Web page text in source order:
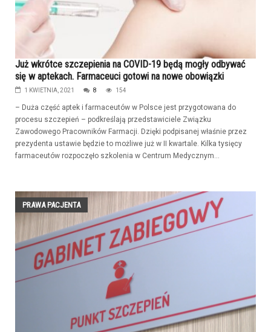
Już wkrótce szczepienia na COVID-19 będą mogły odbywać
się w aptekach. Farmaceuci gotowi na nowe obowiązki
1 KWIETNIA, 2021 8 154
– Duża część aptek i farmaceutów w Polsce jest przygotowana do
procesu szczepień – podkreślają przedstawiciele Związku
Zawodowego Pracowników Farmacji. Dzięki podpisanej właśnie przez
prezydenta ustawie będzie to możliwe już w II kwartale. Kilka tysięcy
farmaceutów rozpoczęło szkolenia w Centrum Medycznym...
PRAWA PACJENTA